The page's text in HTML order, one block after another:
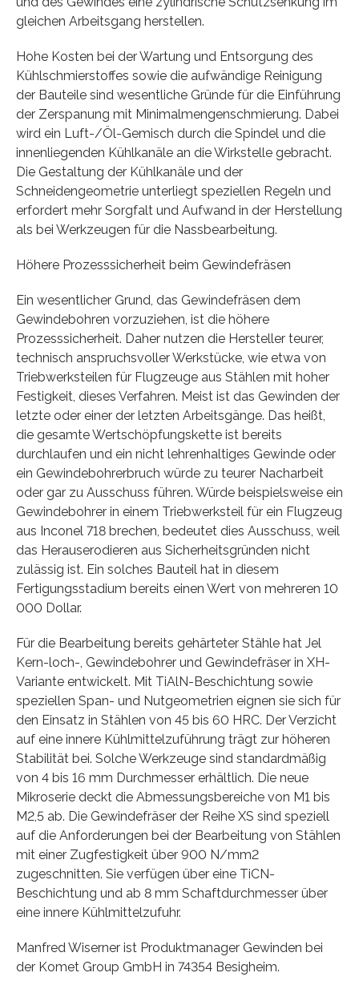
gleichen Arbeitsgang herstellen.
Hohe Kosten bei der Wartung und Entsorgung des
Kühlschmierstoffes sowie die aufwändige Reinigung
der Bauteile sind wesentliche Gründe für die Einführung
der Zerspanung mit Minimalmengenschmierung. Dabei
wird ein Luft-/Öl-Gemisch durch die Spindel und die
innenliegenden Kühlkanäle an die Wirkstelle gebracht.
Die Gestaltung der Kühlkanäle und der
Schneidengeometrie unterliegt speziellen Regeln und
erfordert mehr Sorgfalt und Aufwand in der Herstellung
als bei Werkzeugen für die Nassbearbeitung.
Höhere Prozesssicherheit beim Gewindefräsen
Ein wesentlicher Grund, das Gewindefräsen dem
Gewindebohren vorzuziehen, ist die höhere
Prozesssicherheit. Daher nutzen die Hersteller teurer,
technisch anspruchsvoller Werkstücke, wie etwa von
Triebwerksteilen für Flugzeuge aus Stählen mit hoher
Festigkeit, dieses Verfahren. Meist ist das Gewinden der
letzte oder einer der letzten Arbeitsgänge. Das heißt,
die gesamte Wertschöpfungskette ist bereits
durchlaufen und ein nicht lehrenhaltiges Gewinde oder
ein Gewindebohrerbruch würde zu teurer Nacharbeit
oder gar zu Ausschuss führen. Würde beispielsweise ein
Gewindebohrer in einem Triebwerksteil für ein Flugzeug
aus Inconel 718 brechen, bedeutet dies Ausschuss, weil
das Herauserodieren aus Sicherheitsgründen nicht
zulässig ist. Ein solches Bauteil hat in diesem
Fertigungsstadium bereits einen Wert von mehreren 10
000 Dollar.
Für die Bearbeitung bereits gehärteter Stähle hat Jel
Kern-loch-, Gewindebohrer und Gewindefräser in XH-
Variante entwickelt. Mit TiAlN-Beschichtung sowie
speziellen Span- und Nutgeometrien eignen sie sich für
den Einsatz in Stählen von 45 bis 60 HRC. Der Verzicht
auf eine innere Kühlmittelzuführung trägt zur höheren
Stabilität bei. Solche Werkzeuge sind standardmäßig
von 4 bis 16 mm Durchmesser erhältlich. Die neue
Mikroserie deckt die Abmessungsbereiche von M1 bis
M2,5 ab. Die Gewindefräser der Reihe XS sind speziell
auf die Anforderungen bei der Bearbeitung von Stählen
mit einer Zugfestigkeit über 900 N/mm2
zugeschnitten. Sie verfügen über eine TiCN-
Beschichtung und ab 8 mm Schaftdurchmesser über
eine innere Kühlmittelzufuhr.
Manfred Wiserner ist Produktmanager Gewinden bei
der Komet Group GmbH in 74354 Besigheim.